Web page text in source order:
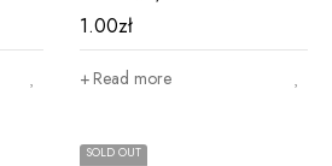
zielone M13
1.00zł
Read more
SOLD OUT